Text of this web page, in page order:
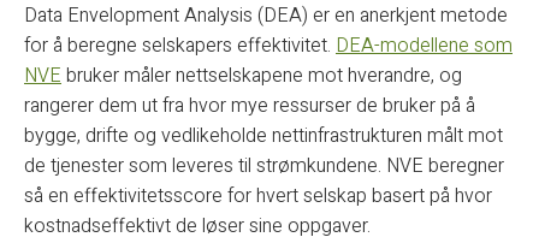
Data Envelopment Analysis (DEA) er en anerkjent metode
for å beregne selskapers effektivitet. DEA-modellene som
NVEbruker måler nettselskapene mot hverandre, og
rangerer dem ut fra hvor mye ressurser de bruker på å
bygge, drifte og vedlikeholde nettinfrastrukturen målt mot
de tjenester som leveres til strømkundene. NVE beregner
så en effektivitetsscore for hvert selskap basert på hvor
kostnadseffektivt de løser sine oppgaver.